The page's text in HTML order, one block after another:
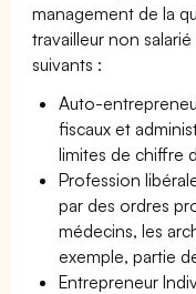
management de la
travailleur non
suivants :
Auto-
fiscaux et
limites de chiffre
Profession
par des ordres
médecins, les
exemple, partie
Entrepreneur